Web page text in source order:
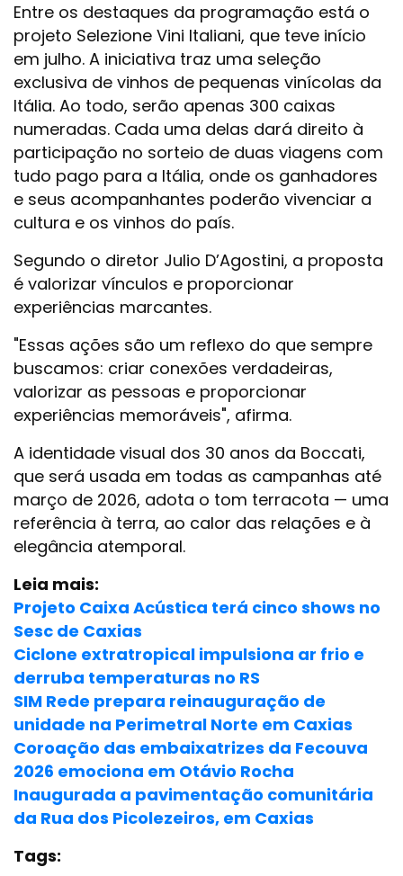
Entre os destaques da programação está o
projeto Selezione Vini Italiani, que teve início
em julho. A iniciativa traz uma seleção
exclusiva de vinhos de pequenas vinícolas da
Itália. Ao todo, serão apenas 300 caixas
numeradas. Cada uma delas dará direito à
participação no sorteio de duas viagens com
tudo pago para a Itália, onde os ganhadores
e seus acompanhantes poderão vivenciar a
cultura e os vinhos do país.
Segundo o diretor Julio D’Agostini, a proposta
é valorizar vínculos e proporcionar
experiências marcantes.
"Essas ações são um reflexo do que sempre
buscamos: criar conexões verdadeiras,
valorizar as pessoas e proporcionar
experiências memoráveis", afirma.
A identidade visual dos 30 anos da Boccati,
que será usada em todas as campanhas até
março de 2026, adota o tom terracota — uma
referência à terra, ao calor das relações e à
elegância atemporal.
Leia mais:
Projeto Caixa Acústica terá cinco shows no
Sesc de Caxias
Ciclone extratropical impulsiona ar frio e
derruba temperaturas no RS
SIM Rede prepara reinauguração de
unidade na Perimetral Norte em Caxias
Coroação das embaixatrizes da Fecouva
2026 emociona em Otávio Rocha
Inaugurada a pavimentação comunitária
da Rua dos Picolezeiros, em Caxias
Tags: